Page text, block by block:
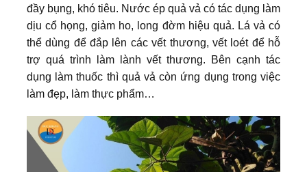
đầy bụng, khó tiêu. Nước ép quả vả có tác dụng làm
dịu cổ họng, giảm ho, long đờm hiệu quả. Lá vả có
thể dùng để đắp lên các vết thương, vết loét để hỗ
trợ quá trình làm lành vết thương. Bên cạnh tác
dụng làm thuốc thì quả vả còn ứng dụng trong việc
làm đẹp, làm thực phẩm…